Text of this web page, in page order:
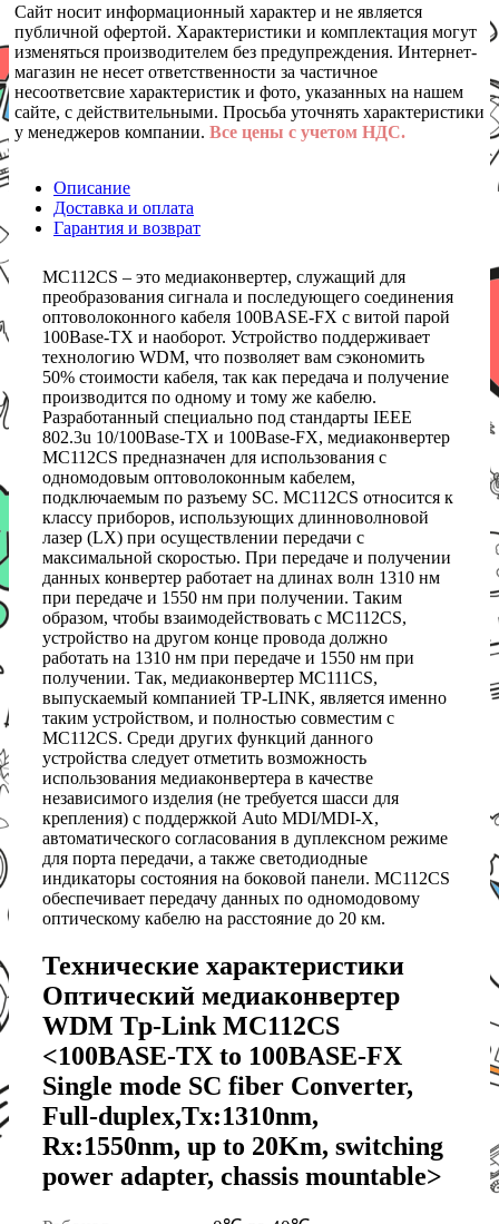
Сайт носит информационный характер и не является
публичной офертой. Характеристики и комплектация могут
изменяться производителем без предупреждения. Интернет-
магазин не несет ответственности за частичное
несоответсвие характеристик и фото, указанных на нашем
сайте, с действительными. Просьба уточнять характеристики
у менеджеров компании. Все цены с учетом НДС.
Описание
Доставка и оплата
Гарантия и возврат
MC112CS – это медиаконвертер, служащий для
преобразования сигнала и последующего соединения
оптоволоконного кабеля 100BASE-FX с витой парой
100Base-TX и наоборот. Устройство поддерживает
технологию WDM, что позволяет вам сэкономить
50% стоимости кабеля, так как передача и получение
производится по одному и тому же кабелю.
Разработанный специально под стандарты IEEE
802.3u 10/100Base-TX и 100Base-FX, медиаконвертер
MC112CS предназначен для использования с
одномодовым оптоволоконным кабелем,
подключаемым по разъему SC. MC112CS относится к
классу приборов, использующих длинноволновой
лазер (LX) при осуществлении передачи с
максимальной скоростью. При передаче и получении
данных конвертер работает на длинах волн 1310 нм
при передаче и 1550 нм при получении. Таким
образом, чтобы взаимодействовать с MC112CS,
устройство на другом конце провода должно
работать на 1310 нм при передаче и 1550 нм при
получении. Так, медиаконвертер MC111CS,
выпускаемый компанией TP-LINK, является именно
таким устройством, и полностью совместим с
MC112CS. Среди других функций данного
устройства следует отметить возможность
использования медиаконвертера в качестве
независимого изделия (не требуется шасси для
крепления) с поддержкой Auto MDI/MDI-X,
автоматического согласования в дуплексном режиме
для порта передачи, а также светодиодные
индикаторы состояния на боковой панели. MC112CS
обеспечивает передачу данных по одномодовому
оптическому кабелю на расстояние до 20 км.
Технические характеристики
Оптический медиаконвертер
WDM Tp-Link MC112CS
<100BASE-TX to 100BASE-FX
Single mode SC fiber Converter,
Full-duplex,Tx:1310nm,
Rx:1550nm, up to 20Km, switching
power adapter, chassis mountable>